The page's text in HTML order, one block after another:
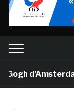
d’Amsterdam